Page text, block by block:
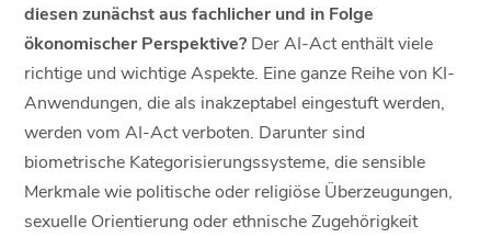
diesen zunächst aus fachlicher und in Folge
ökonomischer Perspektive? Der AI-Act enthält viele
richtige und wichtige Aspekte. Eine ganze Reihe von KI-
Anwendungen, die als inakzeptabel eingestuft werden,
werden vom AI-Act verboten. Darunter sind
biometrische Kategorisierungssysteme, die sensible
Merkmale wie politische oder religiöse Überzeugungen,
sexuelle Orientierung oder ethnische Zugehörigkeit